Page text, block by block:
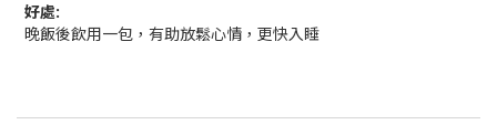
好處:
晚飯後飲用一包，有助放鬆心情，更快入睡